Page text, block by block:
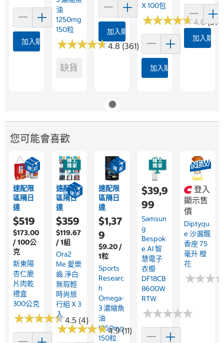
加入購物車
油
1250mg
150粒
★★★★★
★★★★★4.8 (361)
缺貨
加入購物車
X 100包
★★★★★
★★★★★4.8
加入購物車
加入購物
您可能會喜歡
速配限
區隔日
達
$519
$173.00
/ 100公
克
新東陽
杏仁脆
片肉乾
禮盒
300公克
★★★★★
★★★★★4.5 (4)
速配限
區隔日
達
$359
$119.67
/ 1組
Ora2
Me 愛樂
齒 淨白
無瑕輕
時尚旅
行組 X 3
入
★★★★★
★★★★★4.9 (11)
速配限
區隔日
達
$1,37
9
$9.20 /
1粒
Sports
Researc
H
Omega-
3 濃縮魚
油
1250mg
150粒
$39,9
99
Samsun
G
Bespok
E AI 智
慧電子
衣櫥
DF18CB
8600W
RTW
★★★★★
★★★★★
登入
顯示售
價
Diptyqu
E 沙漏飄
香座 75
毫升 橙
花
★★★
★★★